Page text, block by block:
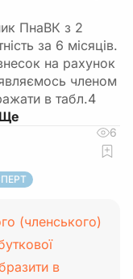
ПнаВК з 2
за 6 місяців.
на рахунок
членом
в табл.4
6
(членського)
в